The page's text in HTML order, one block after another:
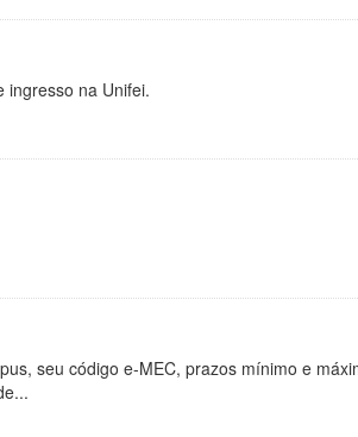
ingresso na Unifei.
seu código e-MEC, prazos mínimo e